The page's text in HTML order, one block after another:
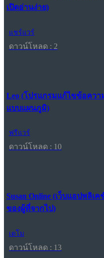
เปิดอ่านง่าย)
แชร์แวร์
ดาวน์โหลด : 2
Leo (โปรแกรมแก้ไขข้อควา
แบบแผนภูมิ)
ฟรีแวร์
ดาวน์โหลด : 10
Susan Online (เว็บแอปพลิ
ของผู้ที่จากไป)
เดโม
ดาวน์โหลด : 13